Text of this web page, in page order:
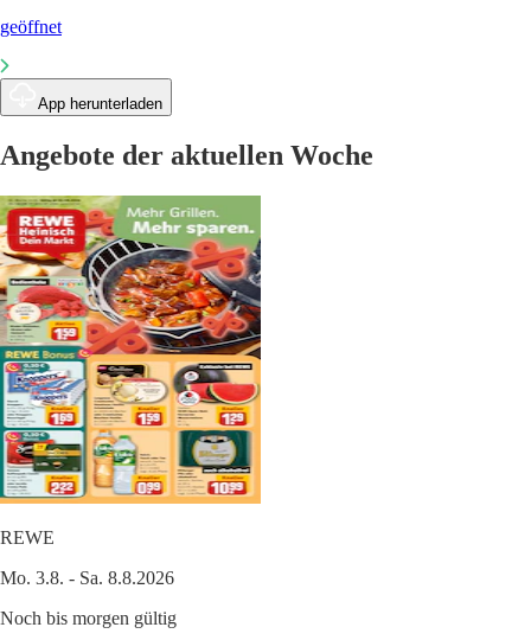
geöffnet
App herunterladen
Angebote der aktuellen Woche
REWE
Mo. 3.8. - Sa. 8.8.2026
Noch bis morgen gültig